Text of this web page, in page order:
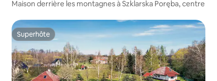
Maison derrière les montagnes à Szklarska Poręba, centre
Superhôte
Superhôte